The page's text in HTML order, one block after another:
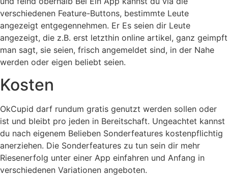
verschiedenen Feature-Buttons, bestimmte Leute
angezeigt entgegennehmen. Er Es seien dir Leute
angezeigt, die z.B. erst letzthin online artikel, ganz geimpft
man sagt, sie seien, frisch angemeldet sind, in der Nahe
werden oder eigen beliebt seien.
Kosten
OkCupid darf rundum gratis genutzt werden sollen oder
ist und bleibt pro jeden in Bereitschaft. Ungeachtet kannst
du nach eigenem Belieben Sonderfeatures kostenpflichtig
anerziehen. Die Sonderfeatures zu tun sein dir mehr
Riesenerfolg unter einer App einfahren und Anfang in
verschiedenen Variationen angeboten.